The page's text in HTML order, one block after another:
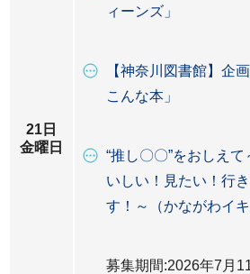
21日
金曜日
ィーンズ」
【神奈川図書館】企
こんな本」
“推し〇〇”をおしえ
いしい！見たい！行
す！～（かながわイ
募集期間:2026年7月